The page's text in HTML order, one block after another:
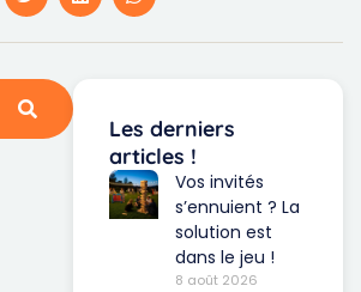
Les derniers
articles !
Vos invités
s’ennuient ? La
solution est
dans le jeu !
8 août 2026